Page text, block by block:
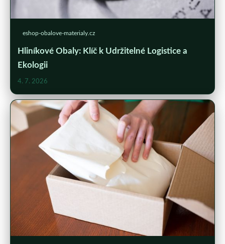
eshop-obalove-materialy.cz
Hliníkové Obaly: Klíč k Udržitelné Logistice a
Ekologii
4. 7. 2026